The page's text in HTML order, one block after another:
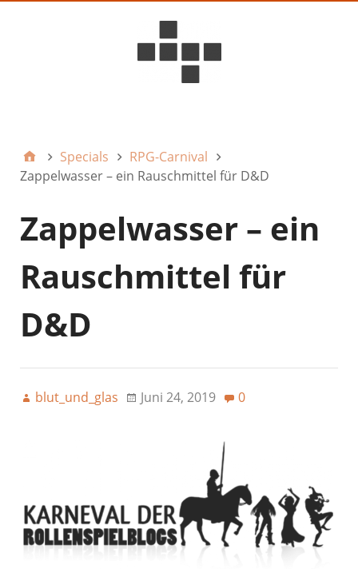
Specials
RPG-Carnival
Zappelwasser – ein Rauschmittel für D&D
Zappelwasser – ein
Rauschmittel für
D&D
blut_und_glas Juni 24, 2019 0